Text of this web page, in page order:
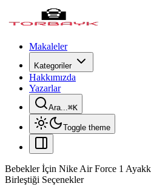
Makaleler
Kategoriler
Hakkımızda
Yazarlar
Ara...⌘K
Toggle theme
Bebekler İçin Nike Air Force 1
Birleştiği Seçenekler